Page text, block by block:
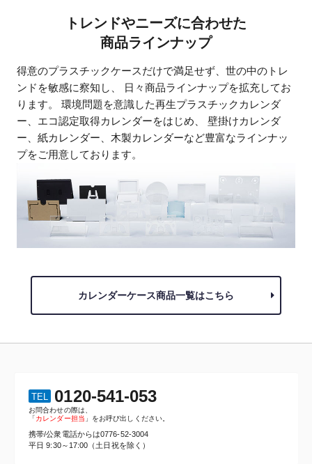
トレンドやニーズに合わせた
商品ラインナップ
得意のプラスチックケースだけで満足せず、世の中のトレ
ンドを敏感に察知し、
日々商品ラインナップを拡充してお
ります。
環境問題を意識した再生プラスチックカレンダ
ー、エコ認定取得カレンダーをはじめ、
壁掛けカレンダ
ー、紙カレンダー、木製カレンダーなど豊富なラインナッ
プをご用意しております。
カレンダーケース商品一覧はこちら
TEL 0120-541-053
お問合わせの際は、
「 カレンダー担当 」をお呼び出しください。
携帯/公衆電話からは0776-52-3004
平日 9:30～17:00（土日祝を除く）